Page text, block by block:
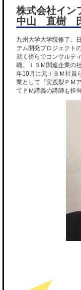
株式会社イ
中山 直樹
九州大学大学院修了。
テム開発プロジェクト
就く傍らでコンサルテ
職。ＩＢＭ関連企業の
年10月に元ＩＢＭ社員
業として『実践型ＰＭ
てＰＭ講義の講師も担当